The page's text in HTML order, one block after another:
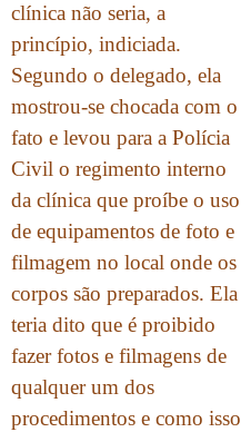
clínica não seria, a
princípio, indiciada.
Segundo o delegado, ela
mostrou-se chocada com o
fato e levou para a Polícia
Civil o regimento interno
da clínica que proíbe o uso
de equipamentos de foto e
filmagem no local onde os
corpos são preparados. Ela
teria dito que é proibido
fazer fotos e filmagens de
qualquer um dos
procedimentos e como isso